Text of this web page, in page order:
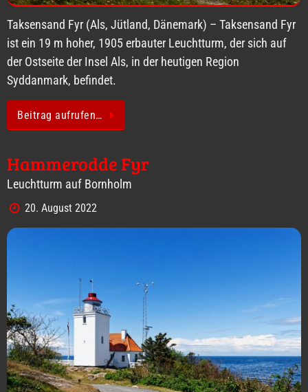
Taksensand Fyr (Als, Jütland, Dänemark) – Taksensand Fyr
ist ein 19 m hoher, 1905 erbauter Leuchtturm, der sich auf
der Ostseite der Insel Als, in der heutigen Region
Syddanmark, befindet.
Beitrag aufrufen…
Hammerodde Fyr
Leuchtturm auf Bornholm
20. August 2022